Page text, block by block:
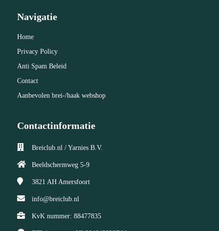
Navigatie
Home
Privacy Policy
Anti Spam Beleid
Contact
Aanbevolen brei-/haak webshop
Contactinformatie
Breiclub.nl / Yarnies B.V.
Beeldschermweg 5-9
3821 AH Amersfoort
info@breiclub.nl
KvK nummer: 88477835